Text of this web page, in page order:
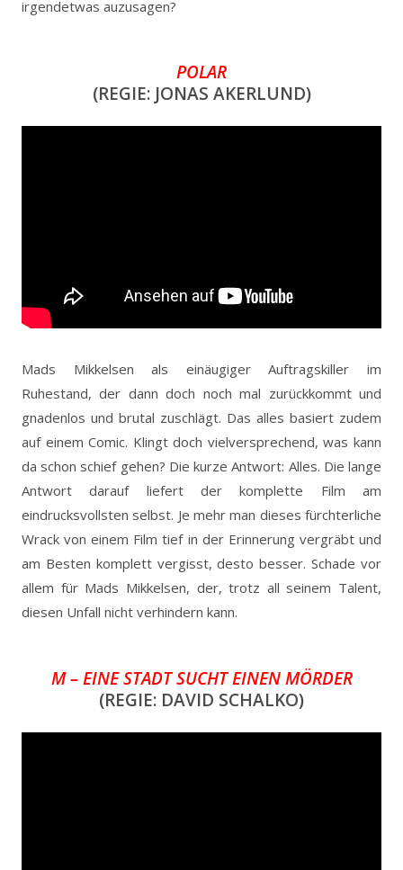
irgendetwas auzusagen?
POLAR
(REGIE: JONAS AKERLUND)
Mads Mikkelsen als einäugiger Auftragskiller im
Ruhestand, der dann doch noch mal zurückkommt und
gnadenlos und brutal zuschlägt. Das alles basiert zudem
auf einem Comic. Klingt doch vielversprechend, was kann
da schon schief gehen? Die kurze Antwort: Alles. Die lange
Antwort darauf liefert der komplette Film am
eindrucksvollsten selbst. Je mehr man dieses fürchterliche
Wrack von einem Film tief in der Erinnerung vergräbt und
am Besten komplett vergisst, desto besser. Schade vor
allem für Mads Mikkelsen, der, trotz all seinem Talent,
diesen Unfall nicht verhindern kann.
M – EINE STADT SUCHT EINEN MÖRDER
(REGIE: DAVID SCHALKO)